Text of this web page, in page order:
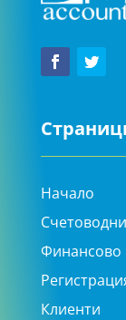
Начало
Финансово
Клиенти